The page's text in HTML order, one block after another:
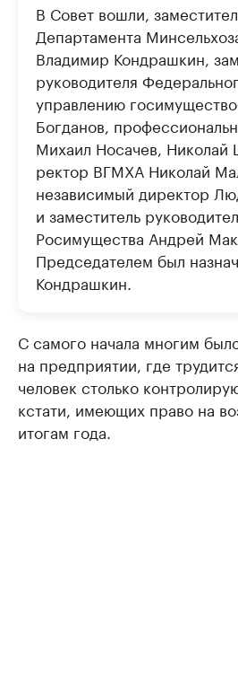
В Совет вошли,
Департамента
Владимир Кондрашкин,
руководителя
управлению
Богданов,
Михаил Носачев, Николай
ректор ВГМХА Николай
независимый директор
и заместитель
Росимущества Андрей
Председателем был
Кондрашкин.
С самого начала многим
на предприятии, где
человек столько
кстати, имеющих право на
итогам года.